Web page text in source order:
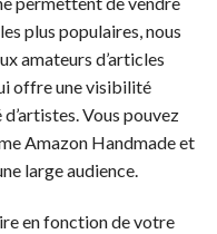
plus populaires, nous
amateurs d’articles
offre une visibilité
Vous pouvez
Amazon Handmade et
large audience.
en fonction de votre